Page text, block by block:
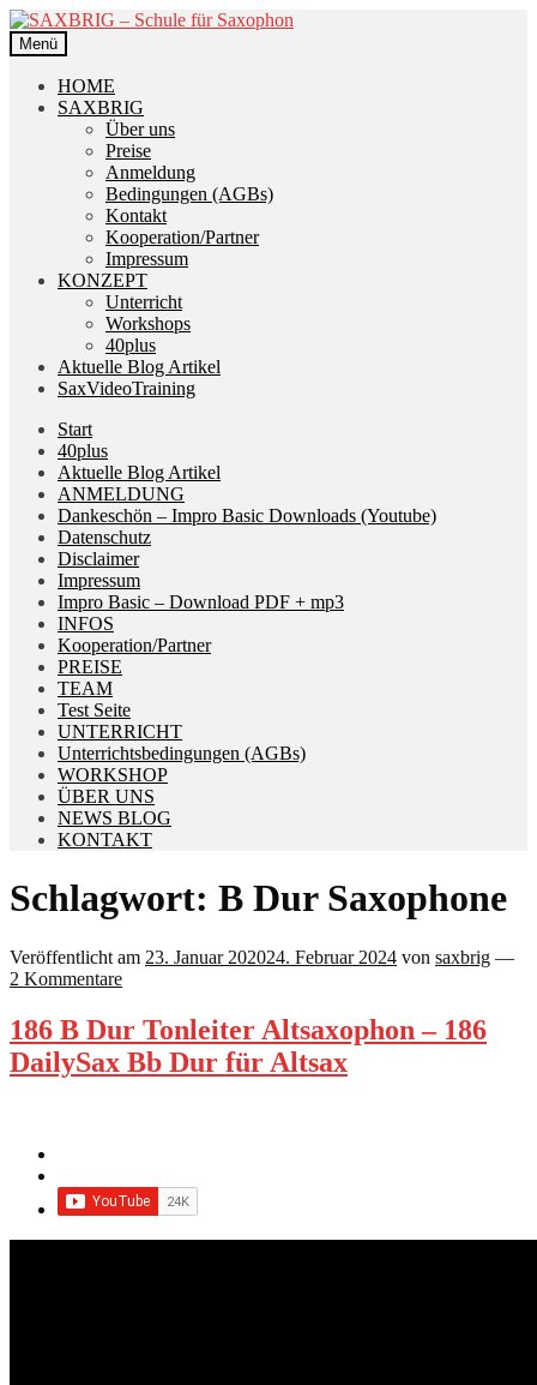
Zur
Navigation
springen
Zum
Inhalt
springen
Menü
HOME
SAXBRIG
Über uns
Preise
Anmeldung
Bedingungen (AGBs)
Kontakt
Kooperation/Partner
Impressum
KONZEPT
Unterricht
Workshops
40plus
Aktuelle Blog Artikel
SaxVideoTraining
Start
40plus
Aktuelle Blog Artikel
ANMELDUNG
Dankeschön – Impro Basic Downloads (Youtube)
Datenschutz
Disclaimer
Impressum
Impro Basic – Download PDF + mp3
INFOS
Kooperation/Partner
PREISE
TEAM
Test Seite
UNTERRICHT
Unterrichtsbedingungen (AGBs)
WORKSHOP
ÜBER UNS
NEWS BLOG
KONTAKT
Schlagwort: B Dur Saxophone
Veröffentlicht am 23. Januar 202024. Februar 2024 von saxbrig —
2 Kommentare
186 B Dur Tonleiter Altsaxophon – 186
DailySax Bb Dur für Altsax